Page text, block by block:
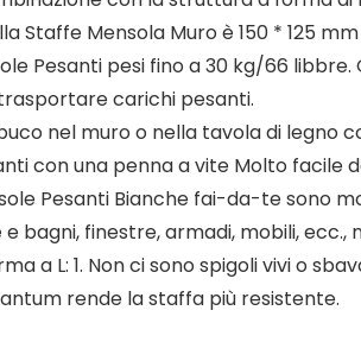
Staffe Mensola Muro è 150 * 125
Pesanti pesi fino a 30 kg/66
carichi pesanti.
nel muro o nella tavola di legno
con una penna a vite Molto
Pesanti Bianche fai-da-te sono
bagni, finestre, armadi, mobili,
a L: 1. Non ci sono spigoli vivi o
rende la staffa più resistente.